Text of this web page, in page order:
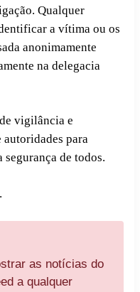
Qualquer
a vítima ou os
anonimamente
na delegacia
vigilância e
autoridades para
de todos.
as notícias do
a qualquer